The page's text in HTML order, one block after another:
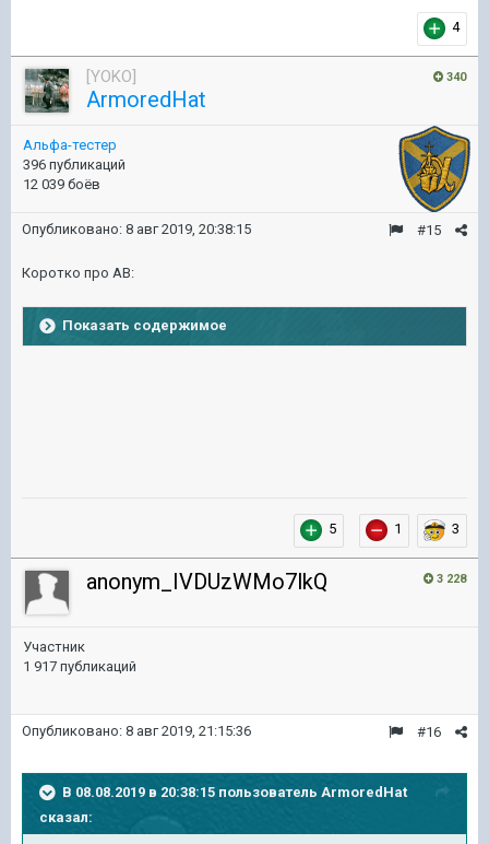
4
340
[YOKO]
ArmoredHat
Альфа-тестер
396 публикаций
12 039 боёв
#15
Опубликовано: 8 авг 2019, 20:38:15
Коротко про АВ:
Показать содержимое
5 1 3
3 228
anonym_IVDUzWMo7lkQ
Участник
1 917 публикаций
#16
Опубликовано: 8 авг 2019, 21:15:36
В 08.08.2019 в 20:38:15 пользователь ArmoredHat
сказал: